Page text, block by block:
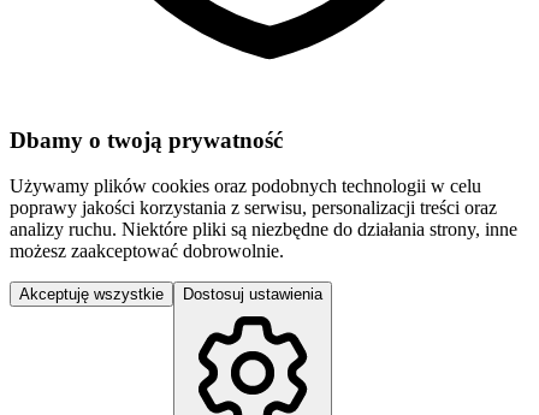
Dbamy o twoją prywatność
Używamy plików cookies oraz podobnych technologii w celu
poprawy jakości korzystania z serwisu, personalizacji treści oraz
analizy ruchu. Niektóre pliki są niezbędne do działania strony, inne
możesz zaakceptować dobrowolnie.
Akceptuję wszystkie Dostosuj ustawienia